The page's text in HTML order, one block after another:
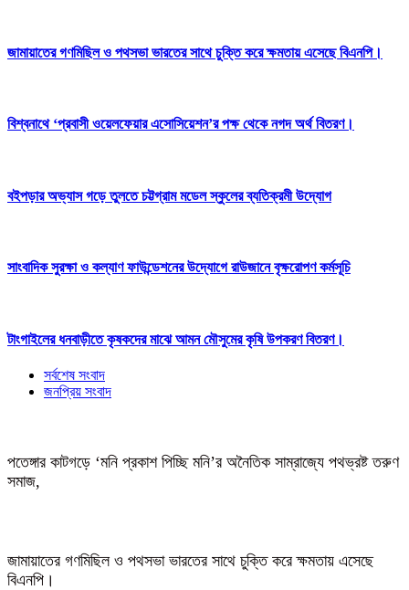
জামায়াতের গণমিছিল ও পথসভা ভারতের সাথে চুক্তি করে ক্ষমতায় এসেছে বিএনপি।
বিশ্বনাথে ‘প্রবাসী ওয়েলফেয়ার এসোসিয়েশন’র পক্ষ থেকে নগদ অর্থ বিতরণ।
বইপড়ার অভ্যাস গড়ে তুলতে চট্টগ্রাম মডেল স্কুলের ব্যতিক্রমী উদ্যোগ
সাংবাদিক সুরক্ষা ও কল্যাণ ফাউন্ডেশনের উদ্যোগে রাউজানে বৃক্ষরোপণ কর্মসূচি
টাংগাইলের ধনবাড়ীতে কৃষকদের মাঝে আমন মৌসুমের কৃষি উপকরণ বিতরণ।
সর্বশেষ সংবাদ
জনপ্রিয় সংবাদ
পতেঙ্গার কাটগড়ে ‘মনি প্রকাশ পিচ্ছি মনি’র অনৈতিক সাম্রাজ্যে পথভ্রষ্ট তরুণ
সমাজ,
জামায়াতের গণমিছিল ও পথসভা ভারতের সাথে চুক্তি করে ক্ষমতায় এসেছে
বিএনপি।